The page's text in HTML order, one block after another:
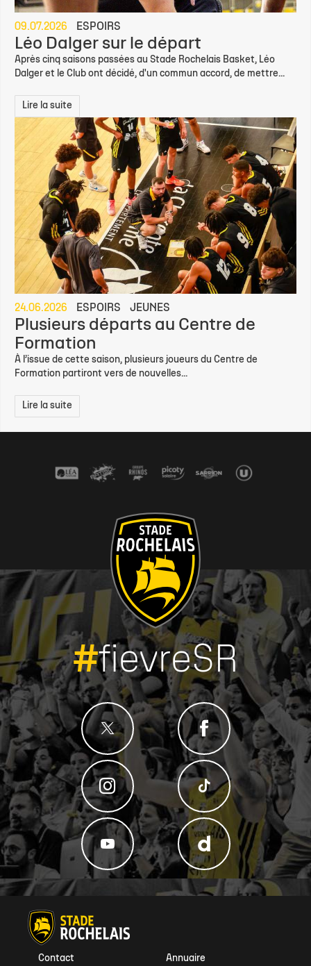
09.07.2026 ESPOIRS
Léo Dalger sur le départ
Après cinq saisons passées au Stade Rochelais Basket, Léo
Dalger et le Club ont décidé, d'un commun accord, de mettre...
Lire la suite
24.06.2026 ESPOIRS JEUNES
Plusieurs départs au Centre de
Formation
À l’issue de cette saison, plusieurs joueurs du Centre de
Formation partiront vers de nouvelles...
Lire la suite
#fievreSR
Annuaire
Contact